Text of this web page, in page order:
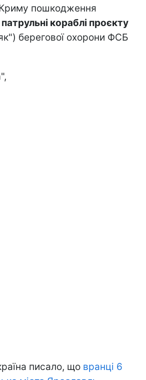
пошкодження
кораблі проєкту
берегової охорони ФСБ
писало, що вранці 6